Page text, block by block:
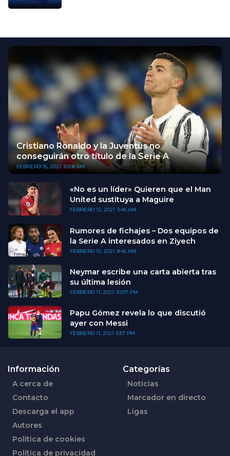
Cristiano Ronaldo y la Juventus no
conseguirán otro título de la Serie A
FEBRERO 16, 2021 10:08 AM
«No es un líder» Quieren que el Man
United sustituya a Maguire
FEBRERO 12, 2021 9:46 AM
Rumores de fichajes – Dos equipos de
la Serie A interesados en Ziyech
FEBRERO 12, 2021 8:46 AM
Neymar escribe una carta abierta tras
su última lesión
FEBRERO 11, 2021 10:07 PM
Papu Gómez revela lo que discutió
ayer con Messi
FEBRERO 11, 2021 6:57 PM
Información
A cerca de
Contacto
Descarga el app
Autores
Política de cookies
Política de privacidad
Categorías
Noticias
Marcador en directo
Ligas